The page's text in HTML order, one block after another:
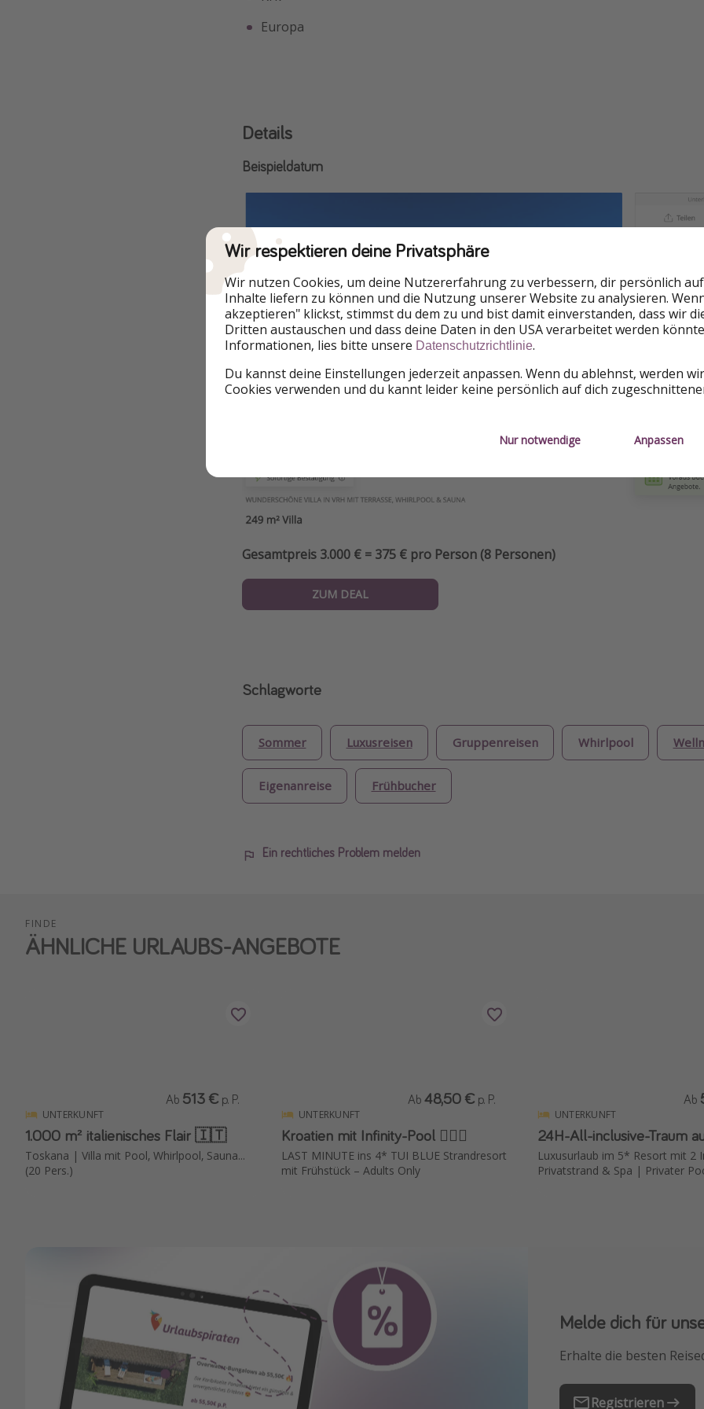
Europa
Details
Beispieldatum
Gesamtpreis 3.000 € = 375 € pro Person (8 Personen)
ZUM DEAL
Schlagworte
Sommer Luxusreisen Gruppenreisen Whirlpool
Eigenanreise Frühbucher
Ein rechtliches Problem melden
FINDE
ÄHNLICHE URLAUBS-ANGEBOTE
UNTERKUNFT
1.000 m² italienisches Flair 🇮🇹
Toskana | Villa mit Pool, Whirlpool, Sauna...
(20 Pers.)
Ab 513 € p. P.
UNTERKUNFT
Kroatien mit Infinity-Pool 🏊🏻‍♂️
LAST MINUTE ins 4* TUI BLUE Strandresort
mit Frühstück – Adults Only
Ab 48,50 € p. P.
UNTERKUNFT
24H-All-inclusive-Traum
Luxusurlaub im 5* Resort mit 2
Privatstrand & Spa | Privater
Ab
Melde dich für
Erhalte die besten
Registrieren
Downloade unsere
Buche die besten
Wir respektieren deine Privatsphäre
Wir nutzen Cookies, um deine Nutzererfahrung zu verbessern, dir persönlich
Inhalte liefern zu können und die Nutzung unserer Website zu analysieren.
akzeptieren" klickst, stimmst du dem zu und bist damit einverstanden, dass wir
Dritten austauschen und dass deine Daten in den USA verarbeitet werden
Informationen, lies bitte unsere Datenschutzrichtlinie.
Du kannst deine Einstellungen jederzeit anpassen. Wenn du ablehnst, werden
Cookies verwenden und du kannt leider keine persönlich auf dich
Nur notwendige Anpassen